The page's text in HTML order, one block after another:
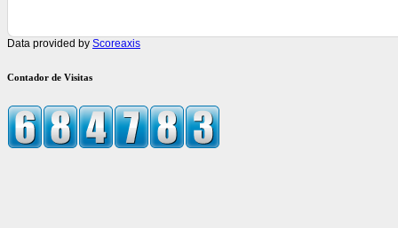
Data provided by Scoreaxis
Contador de Visitas